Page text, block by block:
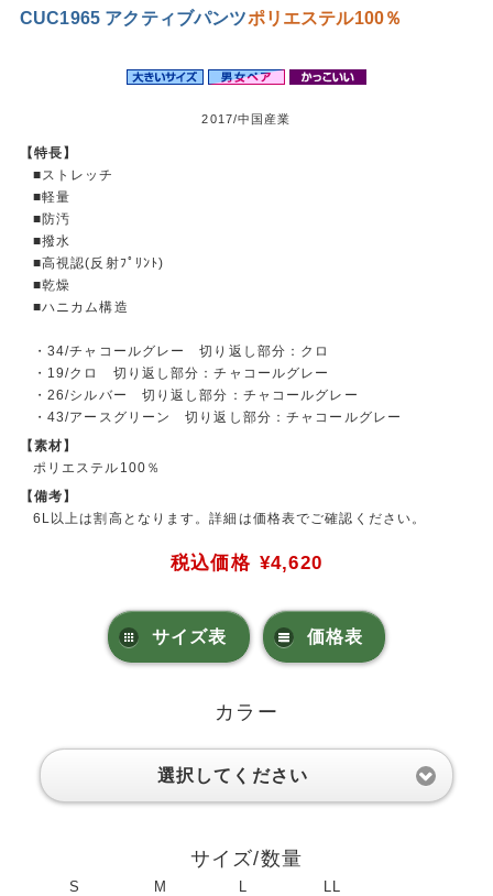
CUC1965 アクティブパンツポリエステル100％
2017/中国産業
【特長】
■ストレッチ
■軽量
■防汚
■撥水
■高視認(反射ﾌﾟﾘﾝﾄ)
■乾燥
■ハニカム構造
・34/チャコールグレー 切り返し部分：クロ
・19/クロ 切り返し部分：チャコールグレー
・26/シルバー 切り返し部分：チャコールグレー
・43/アースグリーン 切り返し部分：チャコールグレー
【素材】
ポリエステル100％
【備考】
6L以上は割高となります。詳細は価格表でご確認ください。
税込価格 ¥4,620
サイズ表 価格表
カラー
選択してください
サイズ/数量
S M